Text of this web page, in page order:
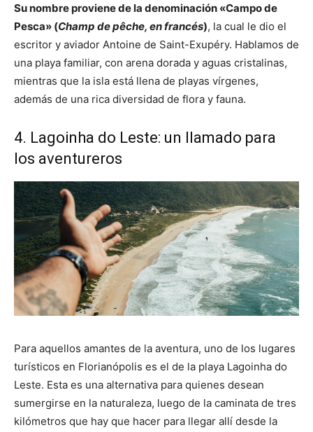
Su nombre proviene de la denominación «Campo de
Pesca» (Champ de pêche, en francés), la cual le dio el
escritor y aviador Antoine de Saint-Exupéry. Hablamos de
una playa familiar, con arena dorada y aguas cristalinas,
mientras que la isla está llena de playas vírgenes,
además de una rica diversidad de flora y fauna.
4. Lagoinha do Leste: un llamado para
los aventureros
Para aquellos amantes de la aventura, uno de los lugares
turísticos en Florianópolis es el de la playa Lagoinha do
Leste. Esta es una alternativa para quienes desean
sumergirse en la naturaleza, luego de la caminata de tres
kilómetros que hay que hacer para llegar allí desde la